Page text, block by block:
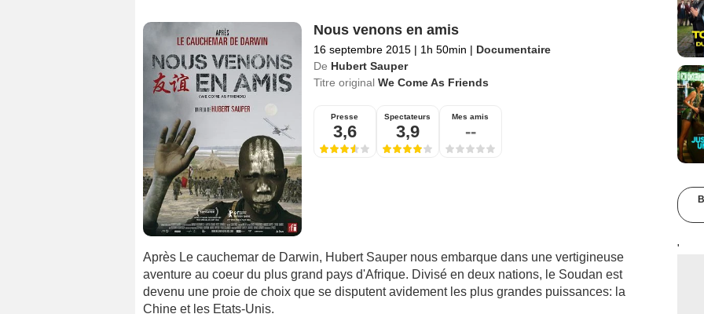
Nous venons en amis
16 septembre 2015 | 1h 50min | Documentaire
De Hubert Sauper
Titre original We Come As Friends
Presse
3,6
Spectateurs
3,9
Mes amis
--
Après Le cauchemar de Darwin, Hubert Sauper nous embarque dans une vertigineuse
aventure au coeur du plus grand pays d'Afrique. Divisé en deux nations, le Soudan est
devenu une proie de choix que se disputent avidement les plus grandes puissances: la
Chine et les Etats-Unis.
'